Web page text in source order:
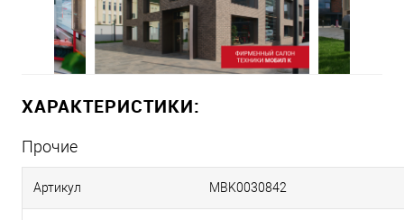
ХАРАКТЕРИСТИКИ:
Прочие
Артикул MBK0030842